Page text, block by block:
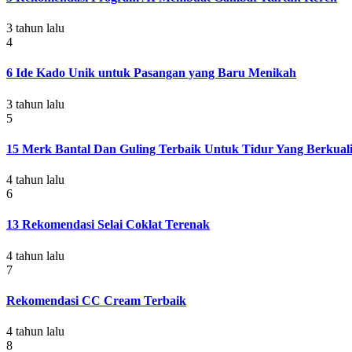
3 tahun lalu
4
6 Ide Kado Unik untuk Pasangan yang Baru Menikah
3 tahun lalu
5
15 Merk Bantal Dan Guling Terbaik Untuk Tidur Yang
4 tahun lalu
6
13 Rekomendasi Selai Coklat Terenak
4 tahun lalu
7
Rekomendasi CC Cream Terbaik
4 tahun lalu
8